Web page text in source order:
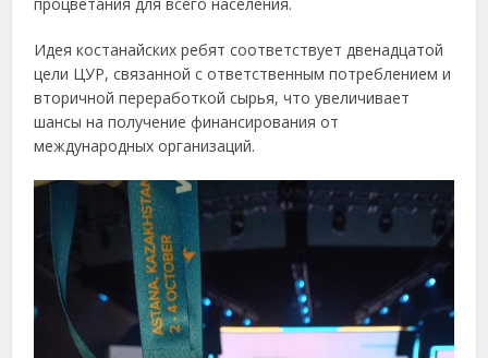
Идея костанайских ребят соответствует двенадцатой
цели ЦУР, связанной с ответственным потреблением и
вторичной переработкой сырья, что увеличивает
шансы на получение финансирования от
международных организаций.